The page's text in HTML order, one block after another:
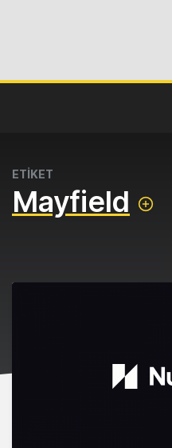
ETİKET
Mayfield